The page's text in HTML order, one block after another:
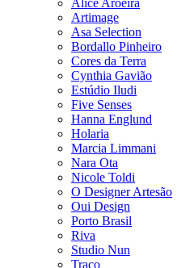
Alice Aroeira
Artimage
Asa Selection
Bordallo Pinheiro
Cores da Terra
Cynthia Gavião
Estúdio Iludi
Five Senses
Hanna Englund
Holaria
Marcia Limmani
Nara Ota
Nicole Toldi
O Designer Artesão
Oui Design
Porto Brasil
Riva
Studio Nun
Traço